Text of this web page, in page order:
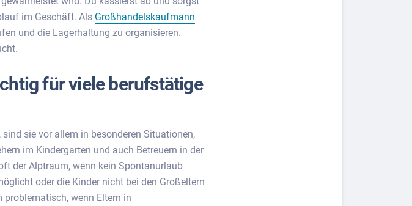
im Geschäft. Als Großhandelskaufmann
und die Lagerhaltung zu organisieren.
für viele berufstätige
sie vor allem in besonderen Situationen,
im Kindergarten und auch Betreuern in der
der Alptraum, wenn kein Spontanurlaub
oder die Kinder nicht bei den Großeltern
problematisch, wenn Eltern in